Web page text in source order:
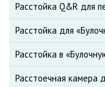
Расстойка Q&R для
Расстойка для
Расстойка в
Расстоечная камера